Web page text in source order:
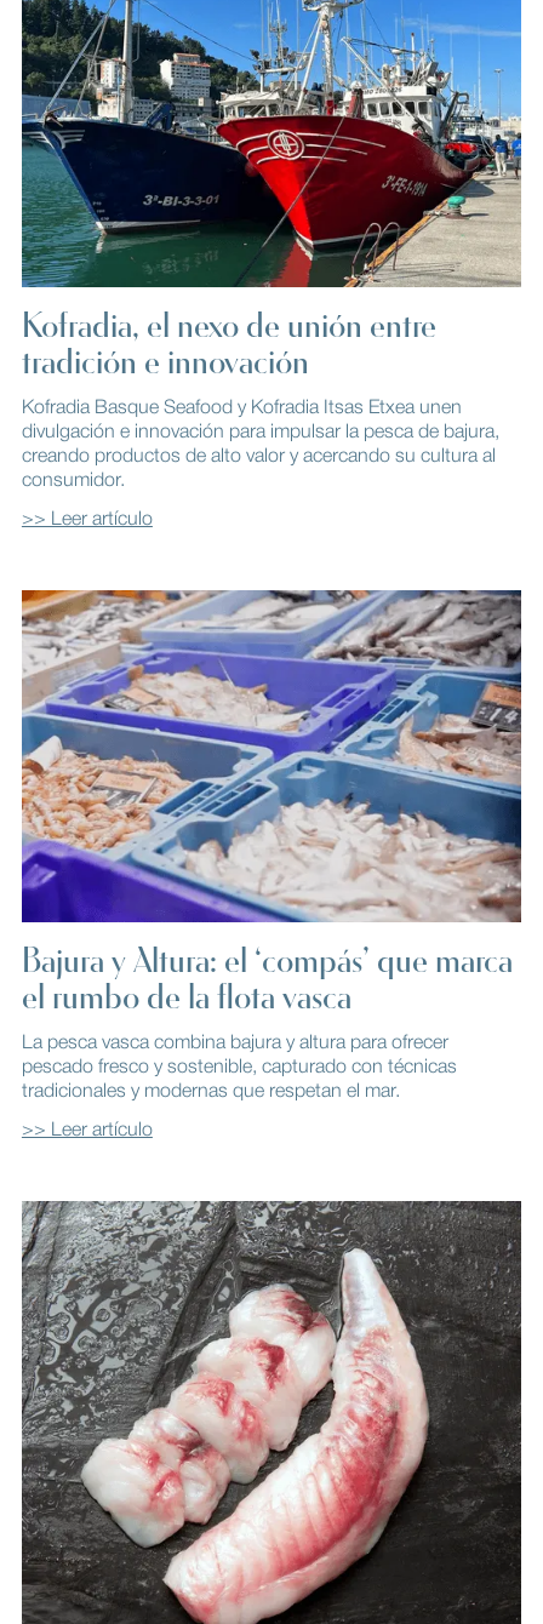
Kofradia, el nexo de unión entre
tradición e innovación
Kofradia Basque Seafood y Kofradia Itsas Etxea unen
divulgación e innovación para impulsar la pesca de bajura,
creando productos de alto valor y acercando su cultura al
consumidor.
>> Leer artículo
Bajura y Altura: el ‘compás’ que marca
el rumbo de la flota vasca
La pesca vasca combina bajura y altura para ofrecer
pescado fresco y sostenible, capturado con técnicas
tradicionales y modernas que respetan el mar.
>> Leer artículo